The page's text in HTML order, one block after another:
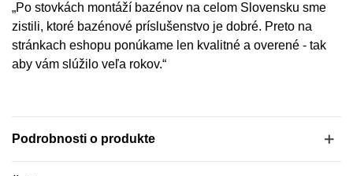
„Po stovkách montáží bazénov na celom Slovensku sme
zistili, ktoré bazénové príslušenstvo je dobré. Preto na
stránkach eshopu ponúkame len kvalitné a overené - tak
aby vám slúžilo veľa rokov.“
Podrobnosti o produkte